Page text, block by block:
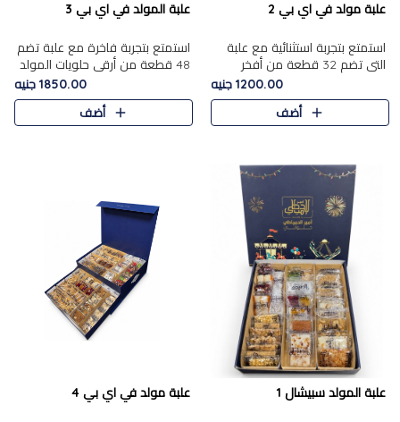
علبة مولد في اي بي 2
استمتع بتجربة استثنائية مع علبة
التي تضم 32 قطعة من أفخر
حلويات المولد الشرقية، في تشكيلة
تجمع بين الأصالة والاختيارات
الفاخرة. تحتوي العلبة..
1200.00 جنيه
أضف
علبة المولد في اي بي 3
استمتع بتجربة فاخرة مع علبة تضم
48 قطعة من أرقى حلويات المولد
الشرقية، في تشكيلة تجمع بين
الأصناف التقليدية الفاخرة والاختيارات
1850.00 جنيه
أضف
علبة المولد سبيشال 1 علبة مولد في اي بي 4